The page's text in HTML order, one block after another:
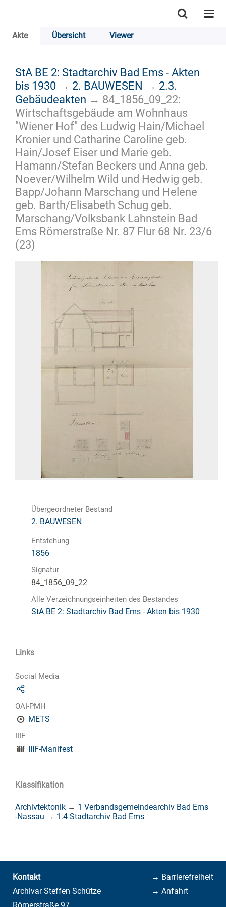
Akte Übersicht Viewer
StA BE 2: Stadtarchiv Bad Ems - Akten
bis 1930 → 2. BAUWESEN → 2.3.
Gebäudeakten → 84_1856_09_22:
Wirtschaftsgebäude am Wohnhaus
"Wiener Hof" des Ludwig Hain/Michael
Kronier und Catharine Caroline geb.
Hain/Josef Eiser und Marie geb.
Hamann/Stefan Beckers und Anna geb.
Noever/Wilhelm Wild und Hedwig geb.
Bapp/Johann Marschang und Helene
geb. Barth/Elisabeth Schug geb.
Marschang/Volksbank Lahnstein Bad
Ems Römerstraße Nr. 87 Flur 68 Nr. 23/6
(23)
Übergeordneter Bestand
2. BAUWESEN
Entstehung
1856
Signatur
84_1856_09_22
Alle Verzeichnungseinheiten des Bestandes
StA BE 2: Stadtarchiv Bad Ems - Akten bis 1930
Links
Social Media
OAI-PMH
METS
IIIF
IIIF-Manifest
Klassifikation
Archivtektonik → 1 Verbandsgemeindearchiv Bad Ems
-Nassau → 1.4 Stadtarchiv Bad Ems
→ Barrierefreiheit
→ Anfahrt
Kontakt
Archivar Steffen Schütze